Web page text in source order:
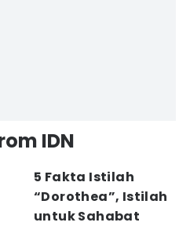
IDN
5 Fakta Istilah
“Dorothea”, Istilah
untuk Sahabat